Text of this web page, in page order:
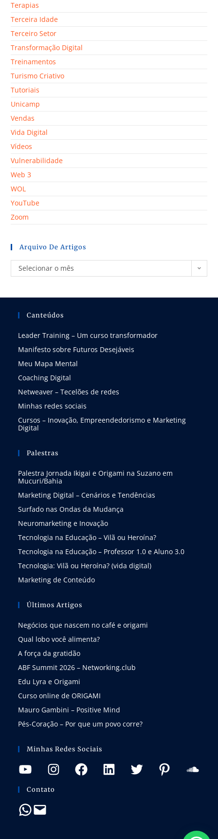
Terapias
Terceira Idade
Terceiro Setor
Transformação Digital
Treinamentos
Turismo Criativo
Tutoriais
Unicamp
Vendas
Vida Digital
Vídeos
Vulnerabilidade
Web 3
WOL
YouTube
Zoom
Arquivo De Artigos
Selecionar o mês
Canteúdos
Leader Training – Um curso transformador
Manifesto sobre Futuros Desejáveis
Meu Mapa Mental
Coaching Digital
Netweaver – Tecelões de redes
Minhas redes sociais
Cursos – Inovação, Empreendedorismo e Marketing
Digital
Palestras
Palestra Jornada Ikigai e Origami na Suzano em
Mucuri/Bahia
Marketing Digital – Cenários e Tendências
Surfado nas Ondas da Mudança
Neuromarketing e Inovação
Tecnologia na Educação – Vilã ou Heroína?
Tecnologia na Educação – Professor 1.0 e Aluno 3.0
Tecnologia: Vilã ou Heroína? (vida digital)
Marketing de Conteúdo
Últimos Artigos
Negócios que nascem no café e origami
Qual lobo você alimenta?
A força da gratidão
ABF Summit 2026 – Networking.club
Edu Lyra e Origami
Curso online de ORIGAMI
Mauro Gambini – Positive Mind
Pés-Coração – Por que um povo corre?
Minhas Redes Sociais
Contato